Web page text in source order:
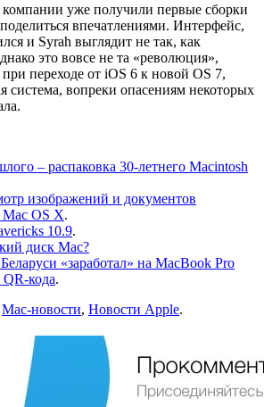
уже получили первые сборки
впечатлениями. Интерфейс,
и Syrah выглядит не так, как
это вовсе не та «революция»,
при переходе от iOS 6 к новой OS 7,
система, вопреки опасениям некоторых
– распаковка 30-летнего Macintosh
изображений и документов
OS X.
10.9.
диск Mac?
«заработал» на MacBook Pro
кода.
Mac-новости, Новости Apple.